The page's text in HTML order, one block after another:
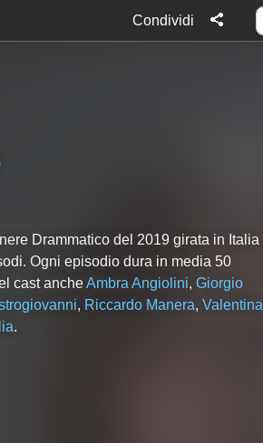
Condividi
Drammatico del 2019 girata in Italia
Ogni episodio dura in media 50
cast ancheAmbra Angiolini, Giorgio
, Riccardo Manera, Valentina
.